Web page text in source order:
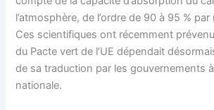
l’atmosphère, de l’ordre de 90 à 95 %
Ces scientifiques ont récemment
du Pacte vert de l’UE dépendait
de sa traduction par les gouvernements à
nationale.